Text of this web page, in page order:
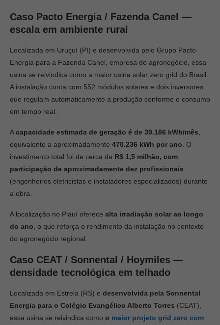
Caso Pacto Energia / Fazenda Canel —
escala em ambiente rural
Localizada em Uruçuí (PI) e desenvolvida pelo Grupo Pacto
Energia para a Fazenda Canel, empresa do agronegócio, essa
usina se reivindica como a maior usina solar zero grid do Brasil.
A instalação conta com 552 módulos solares e dois inversores
que regulam automaticamente a produção conforme o consumo
em tempo real.
Acapacidade estimada de geração é de 39.186 kWh/mês
equivalente a aproximadamente 470.236 kWh por ano . O
investimento total foi de cerca de R$ 1,5 milhão, com
participação de aproximadamente dez profissionais
(engenheiros eletricistas e instaladores especializados) durante
a obra.
A localização no Piauí oferece alta irradiação solar ao longo
do ano , o que reforça o rendimento da instalação no contexto
do agronegócio regional.
Caso CEAT / Sonnental / Hoymiles —
densidade tecnológica em telhado
Localizada em Estrela (RS) e desenvolvida pela Sonnental
Energia para o Colégio Evangélico Alberto Torres (CEAT),
essa usina se reivindica como o maior projeto grid zero com